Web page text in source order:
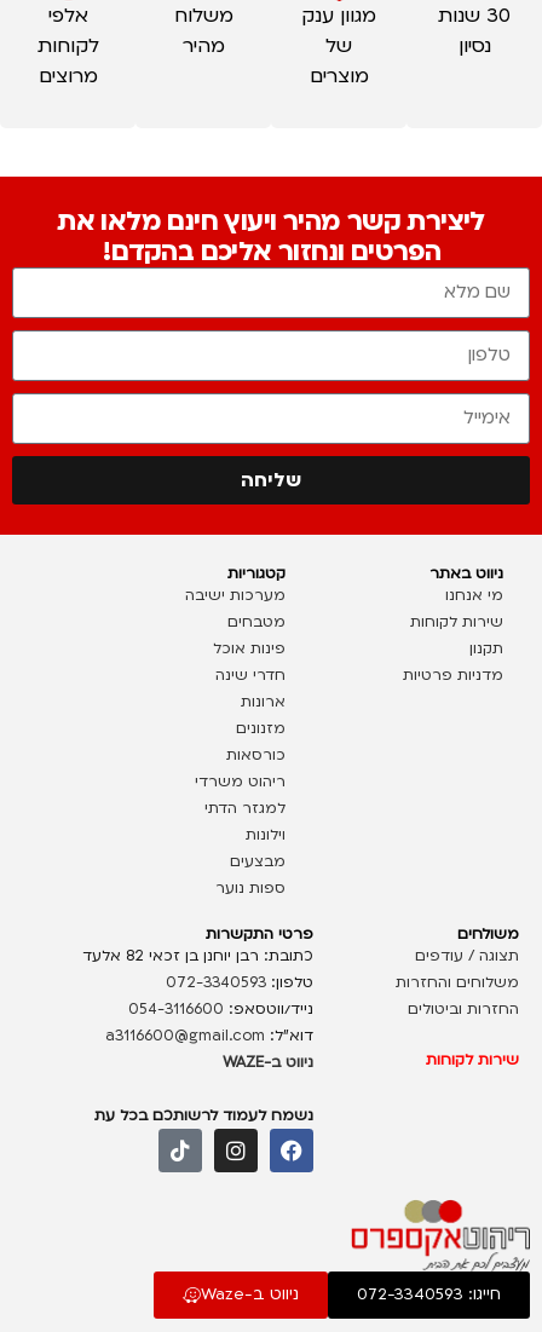
30 שנות
נסיון
מגוון ענק
של
מוצרים
משלוח
מהיר
אלפי
לקוחות
מרוצים
ליצירת קשר מהיר ויעוץ חינם מלאו את
הפרטים ונחזור אליכם בהקדם!
שליחה
ניווט באתר
מי אנחנו
שירות לקוחות
תקנון
מדניות פרטיות
קטגוריות
מערכות ישיבה
מטבחים
פינות אוכל
חדרי שינה
ארונות
מזנונים
כורסאות
ריהוט משרדי
למגזר הדתי
וילונות
מבצעים
ספות נוער
משולחים
תצוגה / עודפים
משלוחים והחזרות
החזרות וביטולים
שירות לקוחות
פרטי התקשרות
כתובת: רבן יוחנן בן זכאי 82 אלעד
טלפון:072-3340593
נייד/ווטסאפ: 054-3116600
דוא”ל: a3116600@gmail.com
ניווט ב-WAZE
נשמח לעמוד לרשותכם בכל עת
חייגו: 072-3340593 ניווט ב-Waze